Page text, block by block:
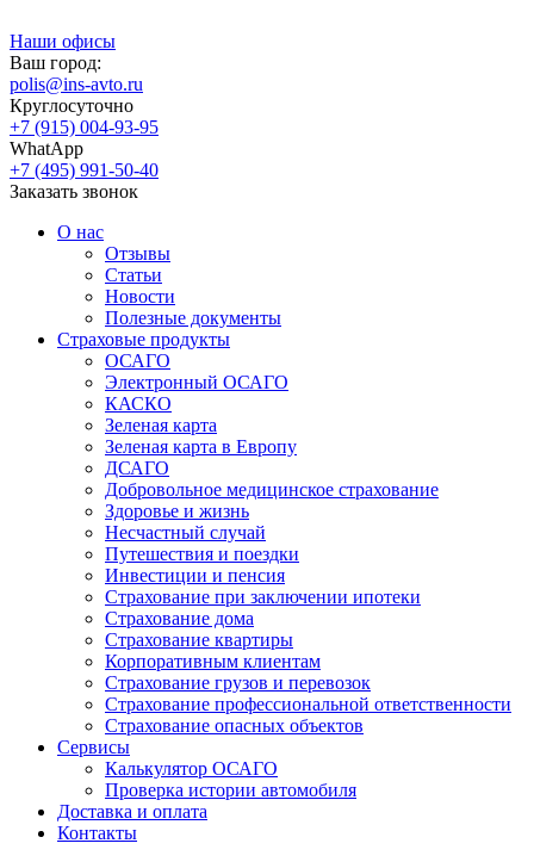
Наши офисы
Ваш город:
polis@ins-avto.ru
Круглосуточно
+7 (915) 004-93-95
WhatApp
+7 (495) 991-50-40
Заказать звонок
О нас
Отзывы
Статьи
Новости
Полезные документы
Страховые продукты
ОСАГО
Электронный ОСАГО
КАСКО
Зеленая карта
Зеленая карта в Европу
ДСАГО
Добровольное медицинское страхование
Здоровье и жизнь
Несчастный случай
Путешествия и поездки
Инвестиции и пенсия
Страхование при заключении ипотеки
Страхование дома
Страхование квартиры
Корпоративным клиентам
Страхование грузов и перевозок
Страхование профессиональной ответственности
Страхование опасных объектов
Сервисы
Калькулятор ОСАГО
Проверка истории автомобиля
Доставка и оплата
Контакты